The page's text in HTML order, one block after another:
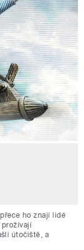
ho znají lidé
prožívají
útočiště, a